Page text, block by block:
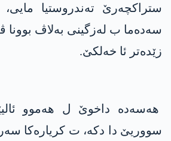
ستراکچەرێ تەندروستیا
سەدەما ب لەزگینی بەلاڤ
زێدەتر ئا خەلکێ.
هەسەدە داخوێ ل هەموو
سووریێ دا دکە، ت کریارەکا